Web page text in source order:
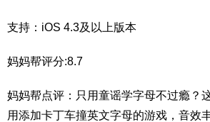
支持：iOS 4.3及以上版本
妈妈帮评分:8.7
妈妈帮点评：只用童谣学字母不过瘾？
用添加卡丁车撞英文字母的游戏，音效